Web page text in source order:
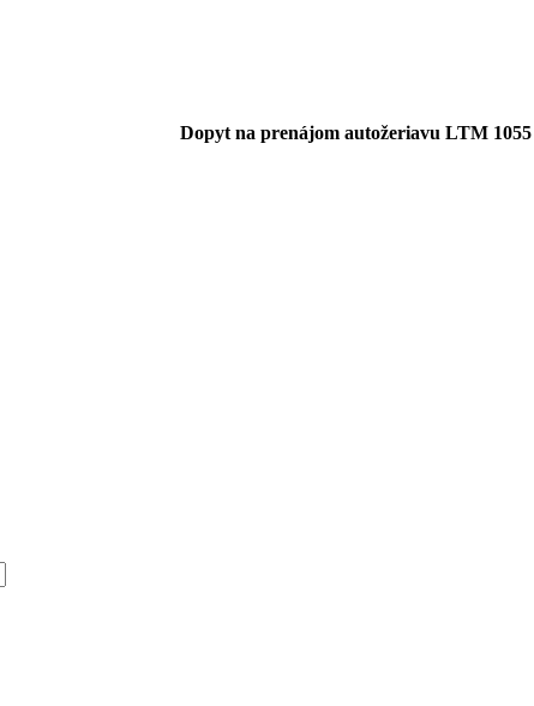
Dopyt na prenájom autožeriavu LTM 1055